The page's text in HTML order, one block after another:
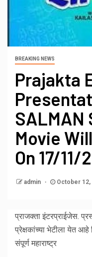
BREAKING NEWS
Prajakta
SALMAN
Movie
On 17/11/
admin October 12,
प्राजक्ता इंटरप्राईजेस.
प्रेक्षकांच्या भेटीला येत
संपूर्ण महाराष्ट्र